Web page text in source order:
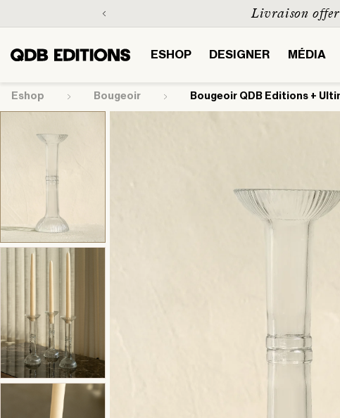
Livraison
ESHOP DESIGNER MÉDIA
Eshop bougeoir Bougeoir QDB Editions +